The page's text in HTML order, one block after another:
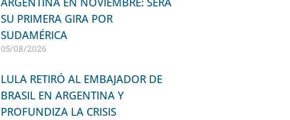
SU PRIMERA GIRA POR
SUDAMÉRICA
05/08/2026
LULA RETIRÓ AL EMBAJADOR DE
BRASIL EN ARGENTINA Y
PROFUNDIZA LA CRISIS